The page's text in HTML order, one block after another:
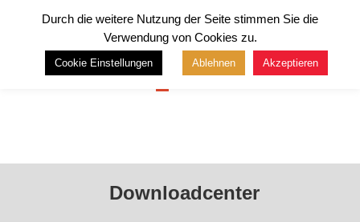
Downloadcenter
Durch die weitere Nutzung der Seite stimmen Sie die
Verwendung von Cookies zu.
Cookie Einstellungen Ablehnen Akzeptieren